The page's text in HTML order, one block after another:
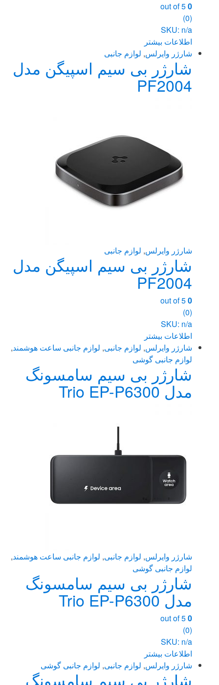
0
(0)
SKU: n/a
اطلاعات بیشتر
شارژر وایرلس, لوازم جانبی
شارژر بی سیم اسپیگن مدل
PF2004
شارژر وایرلس, لوازم جانبی
شارژر بی سیم اسپیگن مدل
PF2004
0
(0)
SKU: n/a
اطلاعات بیشتر
شارژر وایرلس, لوازم جانبی, لوازم جانبی ساعت هوشمند,
لوازم جانبی گوشی
شارژر بی سیم سامسونگ
مدل Trio EP-P6300
شارژر وایرلس, لوازم جانبی, لوازم جانبی ساعت هوشمند,
لوازم جانبی گوشی
شارژر بی سیم سامسونگ
مدل Trio EP-P6300
0
(0)
SKU: n/a
اطلاعات بیشتر
شارژر وایرلس, لوازم جانبی, لوازم جانبی گوشی
شارژر بی سیم سامسونگ